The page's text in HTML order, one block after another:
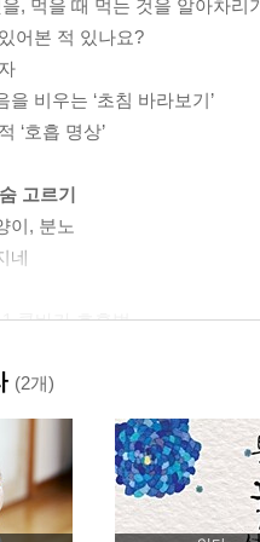
, 먹을 때 먹는 것을 알아차리기
어본 적 있나요?
비우는 ‘초침 바라보기’
‘호흡 명상’
고르기
이, 분노
네
쿰바카 호흡법
감정에 이름표 붙이기
보기 ‘화 내려놓기 명상’
터널 지나가기
?
(2개)